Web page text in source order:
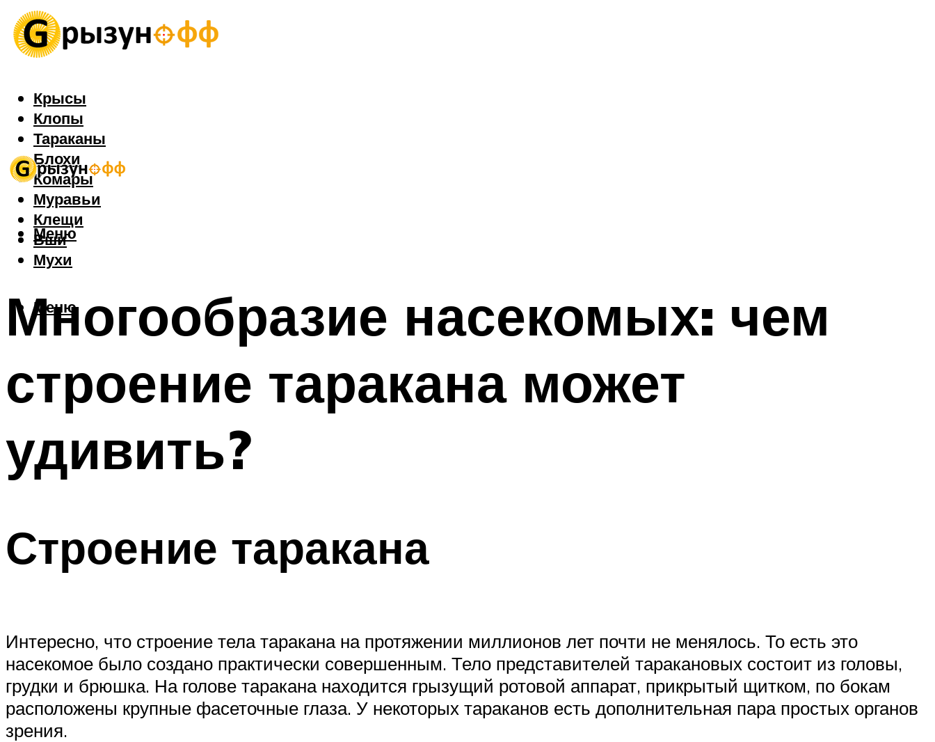
Крысы
Клопы
Тараканы
Блохи
Комары
Муравьи
Клещи
Вши
Мухи
Меню
Меню
Многообразие насекомых: чем
строение таракана может
удивить?
Строение таракана
Интересно, что строение тела таракана на протяжении миллионов лет почти не менялось. То есть это
насекомое было создано практически совершенным. Тело представителей таракановых состоит из головы,
грудки и брюшка. На голове таракана находится грызущий ротовой аппарат, прикрытый щитком, по бокам
расположены крупные фасеточные глаза. У некоторых тараканов есть дополнительная пара простых органов
зрения.